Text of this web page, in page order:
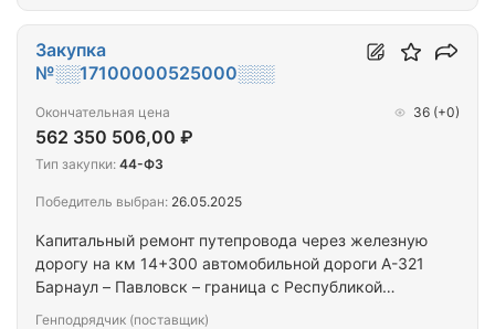
Капитальный ремонт путепровода через железную
дорогу на км 14+300 автомобильной дороги А-321
Барнаул – Павловск – граница с Республикой
Генподрядчик (поставщик)
Закупка
№░░17100000525000░░░
Окончательная цена
562 350 506,00 ₽
36 (+0)
Тип закупки: 44-ФЗ
Победитель выбран: 26.05.2025